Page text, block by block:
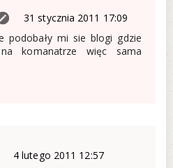
31 stycznia 2011 17:09
podobały mi sie blogi gdzie
komanatrze więc sama
4 lutego 2011 12:57